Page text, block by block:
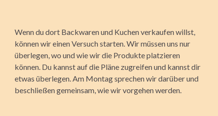
Wenn du dort Backwaren und Kuchen verkaufen willst,
können wir einen Versuch starten. Wir müssen uns nur
überlegen, wo und wie wir die Produkte platzieren
können. Du kannst auf die Pläne zugreifen und kannst dir
etwas überlegen. Am Montag sprechen wir darüber und
beschließen gemeinsam, wie wir vorgehen werden.